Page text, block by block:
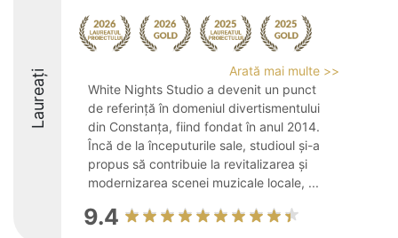
Laureați
Arată mai multe >>
White Nights Studio a devenit un punct
de referință în domeniul divertismentului
din Constanța, fiind fondat în anul 2014.
Încă de la începuturile sale, studioul și-a
propus să contribuie la revitalizarea și
modernizarea scenei muzicale locale, ...
9.4